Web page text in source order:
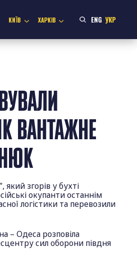
КИЇВ ХАРКІВ ENG УКР
ВАНТАЖНЕ
згорів у бухті
окупанти останнім
логістики та перевозили
– Одеса розповіла
сил оборони півдня